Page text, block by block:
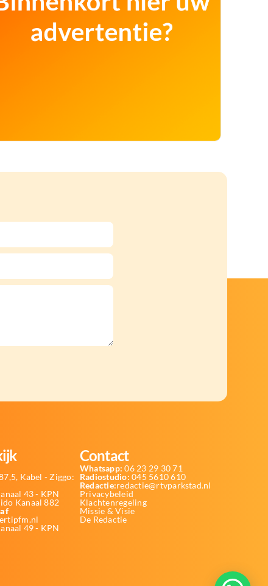
Kabel - Ziggo:
43 - KPN
Kanaal 882
49 - KPN
Contact
Whatsapp: 06 23 29 30 71
Radiostudio: 045 5610 610
Redactie:redactie@rtvparkstad.nl
Privacybeleid
Klachtenregeling
Missie & Visie
De Redactie